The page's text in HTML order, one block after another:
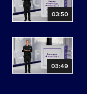
03:50
03:49